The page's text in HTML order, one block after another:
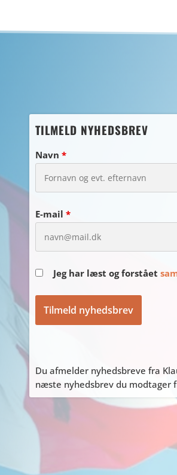
TILMELD NYHEDSBREV
Navn*
E-mail*
Jeg har læst og forstået
Du afmelder nyhedsbreve fra
næste nyhedsbrev du modtager